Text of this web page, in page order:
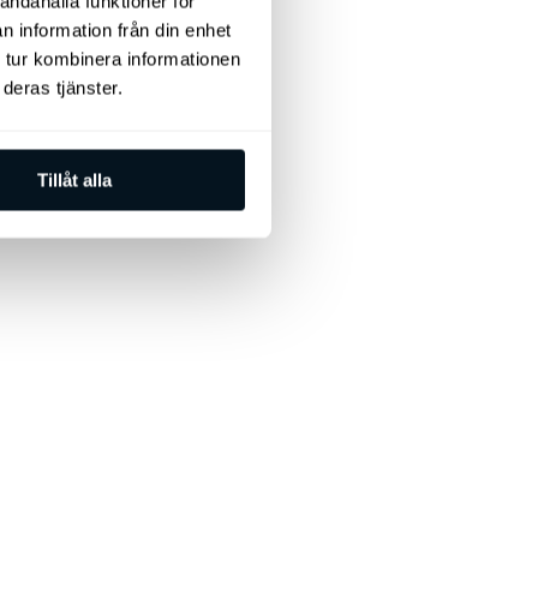
information från din enhet
kombinera informationen
tjänster.
Tillåt alla